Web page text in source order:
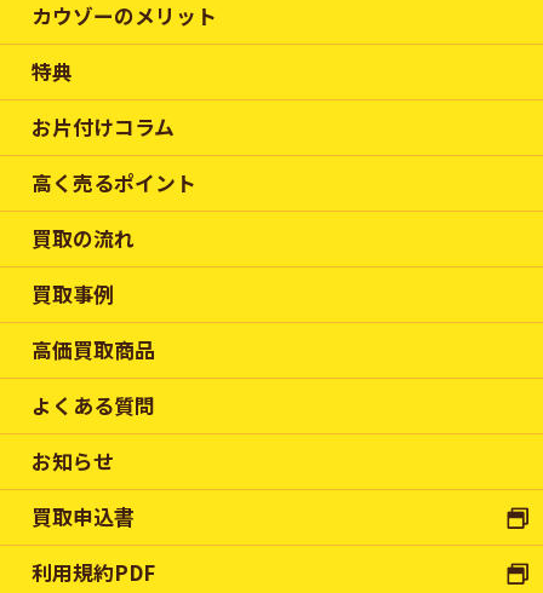
カウゾーのメリット
特典
お片付けコラム
高く売るポイント
買取の流れ
買取事例
高価買取商品
よくある質問
お知らせ
買取申込書
利用規約PDF